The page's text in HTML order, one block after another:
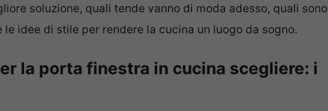
soluzione, quali tende vanno di moda adesso, quali sono
le idee di stile per rendere la cucina un luogo da sogno.
la porta finestra in cucina scegliere: i